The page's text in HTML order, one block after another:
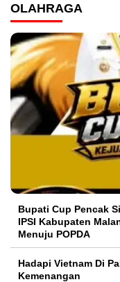
OLAHRAGA
Bupati Cup Pencak
IPSI Kabupaten
Menuju POPDA
Hadapi Vietnam Di
Kemenangan